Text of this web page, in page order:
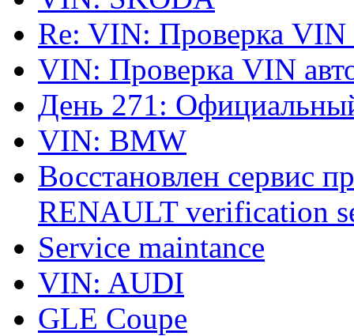
Re: VIN: Проверка VIN
VIN: Проверка VIN
День 271:
VIN: BMW
Восстановлен сервис
RENAULT verification
Service maintance
VIN: AUDI
GLE Coupe